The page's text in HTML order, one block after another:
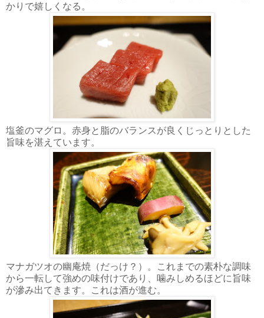
かりで嬉しくなる。
塩釜のマグロ。赤身と脂のバランスが良くじっとりとした
旨味を湛えています。
マナガツオの幽庵焼（だっけ？）。これまでの素朴な調味
から一転して強めの味付けであり、噛みしめるほどに旨味
が滲み出てきます。これは酒が進む。